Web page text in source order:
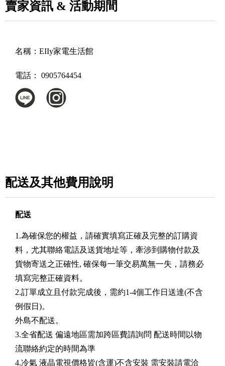
賣家資訊 & 活動期間
名稱： EIIy家電生活館
電話： 0905764454
配送及其他費用說明
配送
1.為確保您的權益，請確實填寫正確及完整的訂購資
料，尤其聯絡電話及送貨地址等，牽涉到購物付款及
貨物寄送之正確性, 確保每一筆交易萬無一失，請務必
填寫完整正確資料。
2.訂單成立且付款完成後，需約1-4個工作日送達(不含
例假日)。
外島不配送。
3.全省配送 偏遠地區需加跨區費請詢問 配送時間以物
流聯絡約定的時間為準
4.冷氣 液晶電視價格皆(含運)不含安裝 需安裝請電洽